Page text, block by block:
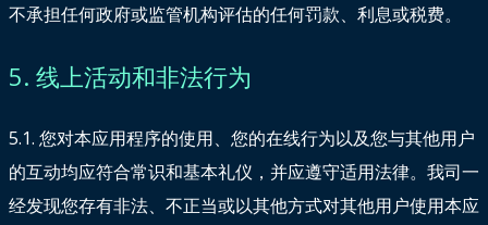
不承担任何政府或监管机构评估的任何罚款、利息或税费。
5. 线上活动和非法行为
5.1. 您对本应用程序的使用、您的在线行为以及您与其他用户
的互动均应符合常识和基本礼仪，并应遵守适用法律。我司一
经发现您存有非法、不正当或以其他方式对其他用户使用本应